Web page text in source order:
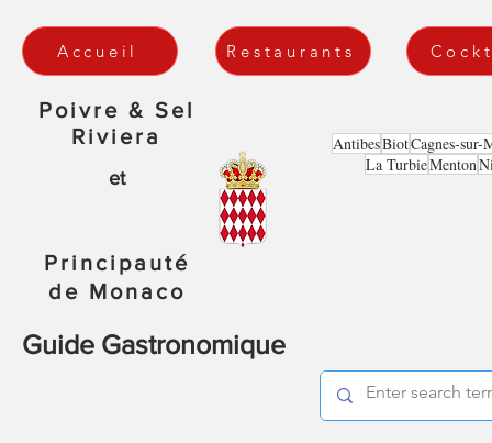
Accueil Restaurants
Poivre & Sel
Riviera
et
Principauté
de Monaco
Guide Gastronomique
AntibesBiotCagnes-sur-
La TurbieMenton